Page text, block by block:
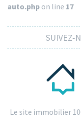
auto.php on line 17
SUIVEZ-
Le site immobilier